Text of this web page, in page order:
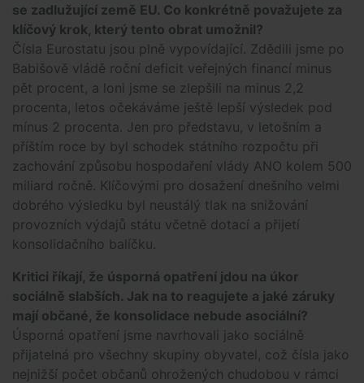
se zadlužující země EU. Co konkrétně považujete za
klíčový krok, který tento obrat umožnil?
Čísla Eurostatu jsou plně vypovídající. Zdědili jsme po
Babišově vládě roční deficit veřejných financí minus
pět procent, a loni jsme se zlepšili na minus 2,2
procenta, letos očekáváme ještě lepší výsledek pod
mínus 2 procenta. Jen pro představu, v letošním a
příštím roce by byl schodek státního rozpočtu při
zachování způsobu hospodaření vlády ANO kolem 500
miliard ročně. Klíčovými pro dosažení dnešního velmi
dobrého výsledku byl neustálý tlak na snižování
provozních výdajů státu včetně dotací a přijetí
konsolidačního balíčku.
Kritici říkají, že úsporná opatření jdou na úkor
sociálně slabších. Jak na to reagujete a jaké záruky
mají občané, že konsolidace nebude asociální?
Úsporná opatření jsme navrhovali jako sociálně
přijatelná pro všechny skupiny obyvatel, což čísla jako
nejnižší počet občanů ohrožených chudobou v rámci